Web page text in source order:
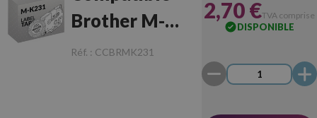
Brother M-
K231
Réf. : CCBRMK231
2,70 €TVA comprise
DISPONIBLE